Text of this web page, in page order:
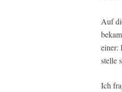
Auf
einer:
stelle
Ich